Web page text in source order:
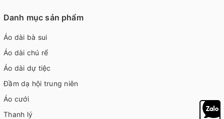
Danh mục sản phẩm
Áo dài bà sui
Áo dài chú rể
Áo dài dự tiệc
Đầm dạ hội trung niên
Áo cưới
Thanh lý